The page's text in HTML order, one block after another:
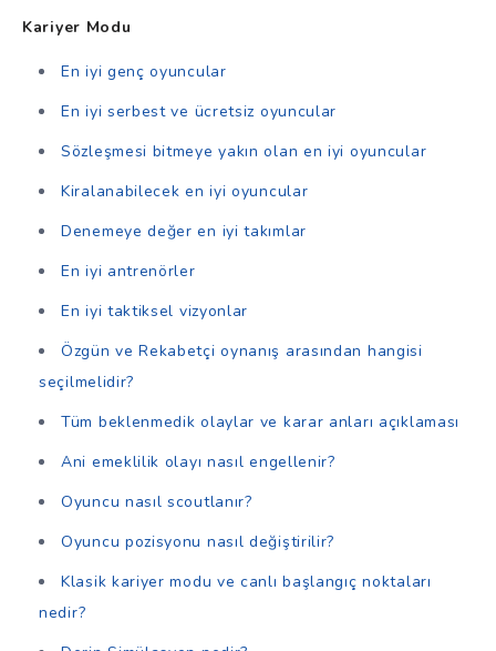
Kariyer Modu
En iyi genç oyuncular
En iyi serbest ve ücretsiz oyuncular
Sözleşmesi bitmeye yakın olan en iyi oyuncular
Kiralanabilecek en iyi oyuncular
Denemeye değer en iyi takımlar
En iyi antrenörler
En iyi taktiksel vizyonlar
Özgün ve Rekabetçi oynanış arasından hangisi
seçilmelidir?
Tüm beklenmedik olaylar ve karar anları açıklaması
Ani emeklilik olayı nasıl engellenir?
Oyuncu nasıl scoutlanır?
Oyuncu pozisyonu nasıl değiştirilir?
Klasik kariyer modu ve canlı başlangıç noktaları
nedir?